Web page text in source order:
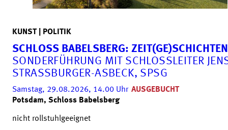
KUNST | POLITIK
SCHLOSS BABELSBERG: ZEIT(GE)SCHICHTEN
SONDERFÜHRUNG MIT SCHLOSSLEITER
STRASSBURGER-ASBECK, SPSG
Samstag, 29.08.2026, 14.00 Uhr AUSGEBUCHT
Potsdam, Schloss Babelsberg
nicht rollstuhlgeeignet